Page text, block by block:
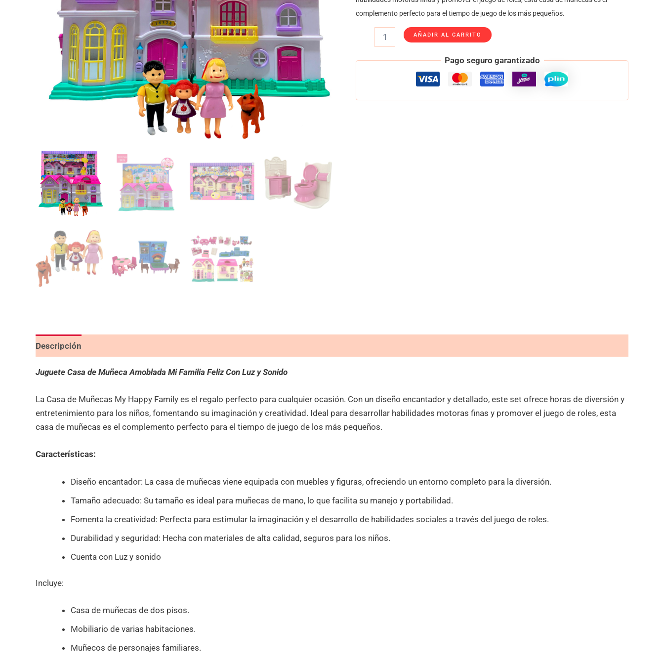
complemento perfecto para el tiempo de juego de los más pequeños.
AÑADIR AL CARRITO
Pago seguro garantizado
Descripción
Juguete Casa de Muñeca Amoblada Mi Familia Feliz Con Luz y Sonido
La Casa de Muñecas My Happy Family es el regalo perfecto para cualquier ocasión. Con un diseño encantador y detallado, este set ofrece horas de diversión y
entretenimiento para los niños, fomentando su imaginación y creatividad. Ideal para desarrollar habilidades motoras finas y promover el juego de roles, esta
casa de muñecas es el complemento perfecto para el tiempo de juego de los más pequeños.
Características:
Diseño encantador: La casa de muñecas viene equipada con muebles y figuras, ofreciendo un entorno completo para la diversión.
Tamaño adecuado: Su tamaño es ideal para muñecas de mano, lo que facilita su manejo y portabilidad.
Fomenta la creatividad: Perfecta para estimular la imaginación y el desarrollo de habilidades sociales a través del juego de roles.
Durabilidad y seguridad: Hecha con materiales de alta calidad, seguros para los niños.
Cuenta con Luz y sonido
Incluye:
Casa de muñecas de dos pisos.
Mobiliario de varias habitaciones.
Muñecos de personajes familiares.